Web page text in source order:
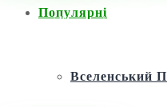
Популярні
Вселенський
Головна / Новини /